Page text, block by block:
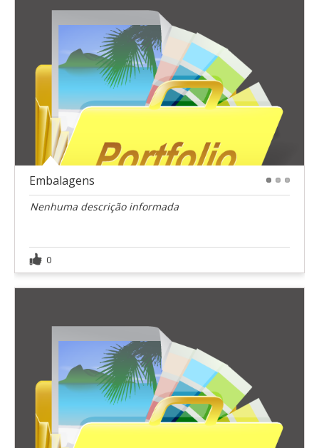
Embalagens
Nenhuma descrição informada
0